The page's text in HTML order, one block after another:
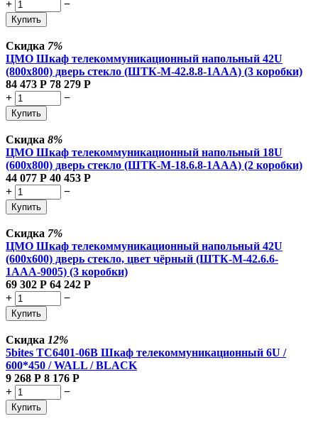
+
−
Купить
Скидка 7%
ЦМО Шкаф телекоммуникационный напольный 42U
(800x800) дверь стекло (ШТК-М-42.8.8-1ААА) (3 коробки)
84 473 Р 78 279 Р
+
−
Купить
Скидка 8%
ЦМО Шкаф телекоммуникационный напольный 18U
(600x800) дверь стекло (ШТК-М-18.6.8-1AAA) (2 коробки)
44 077 Р 40 453 Р
+
−
Купить
Скидка 7%
ЦМО Шкаф телекоммуникационный напольный 42U
(600x600) дверь стекло, цвет чёрный (ШТК-М-42.6.6-
1ААА-9005) (3 коробки)
69 302 Р 64 242 Р
+
−
Купить
Скидка 12%
5bites TC6401-06B Шкаф телекоммуникационный 6U /
600*450 / WALL / BLACK
9 268 Р 8 176 Р
+
−
Купить